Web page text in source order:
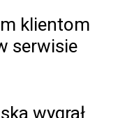
klientom
serwisie
wygrał